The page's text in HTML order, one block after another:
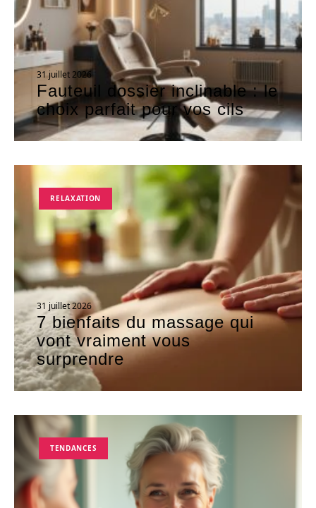
31 juillet 2026
Fauteuil dossier inclinable : le
choix parfait pour vos cils
RELAXATION
31 juillet 2026
7 bienfaits du massage qui
vont vraiment vous
surprendre
TENDANCES